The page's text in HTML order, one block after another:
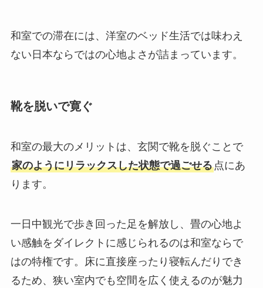
和室での滞在には、洋室のベッド生活では味わえ
ない日本ならではの心地よさが詰まっています。
靴を脱いで寛ぐ
和室の最大のメリットは、玄関で靴を脱ぐことで
家のようにリラックスした状態で過ごせる点にあ
ります。
一日中観光で歩き回った足を解放し、畳の心地よ
い感触をダイレクトに感じられるのは和室ならで
はの特権です。床に直接座ったり寝転んだりでき
るため、狭い室内でも空間を広く使えるのが魅力